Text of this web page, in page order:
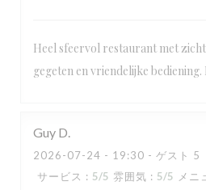
Heel sfeervol restaurant met
gegeten en vriendelijke
Guy D
2026-07-24 - 19:30 - ゲスト 5
サービス : 5/5 雰囲気 : 5/5 メニ